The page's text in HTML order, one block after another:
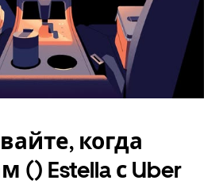
когда
() Estella с Uber